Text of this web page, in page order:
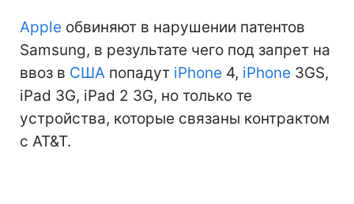
Apple обвиняют в нарушении патентов
Samsung, в результате чего под запрет на
ввоз в США попадут iPhone 4, iPhone 3GS,
iPad 3G, iPad 2 3G, но только те
устройства, которые связаны контрактом
с AT&T.